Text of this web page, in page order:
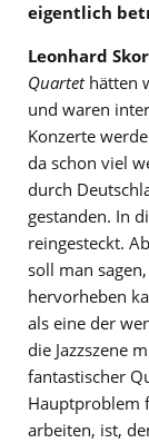
eigentlich
Leonhard
Quartet hätten
und waren
Konzerte
da schon viel
durch
gestanden. In
reingesteckt.
soll man
hervorheben
als eine der
die Jazzszene
fantastischer
Hauptproblem
arbeiten, ist,